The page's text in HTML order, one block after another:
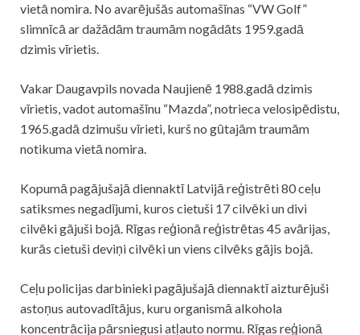
vietā nomira. No avarējušās automašīnas “VW Golf”
slimnīcā ar dažādām traumām nogādāts 1959.gadā
dzimis vīrietis.
Vakar Daugavpils novada Naujienē 1988.gadā dzimis
vīrietis, vadot automašīnu “Mazda”, notrieca velosipēdistu,
1965.gadā dzimušu vīrieti, kurš no gūtajām traumām
notikuma vietā nomira.
Kopumā pagājušajā diennaktī Latvijā reģistrēti 80 ceļu
satiksmes negadījumi, kuros cietuši 17 cilvēki un divi
cilvēki gājuši bojā. Rīgas reģionā reģistrētas 45 avārijas,
kurās cietuši deviņi cilvēki un viens cilvēks gājis bojā.
Ceļu policijas darbinieki pagājušajā diennaktī aizturējuši
astoņus autovadītājus, kuru organismā alkohola
koncentrācija pārsniegusi atļauto normu. Rīgas reģionā